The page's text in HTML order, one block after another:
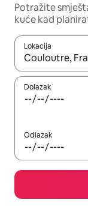
Potražite
kuće kad
Lokacija
Kada budu
Dolazak
Odlazak